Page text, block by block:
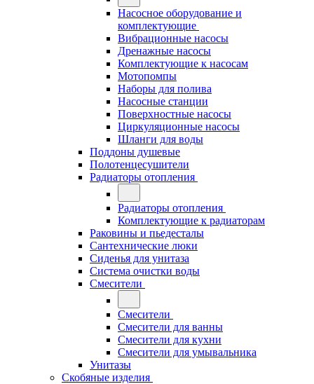
Насосное оборудование и
комплектующие
Вибрационные насосы
Дренажные насосы
Комплектующие к насосам
Мотопомпы
Наборы для полива
Насосные станции
Поверхностные насосы
Циркуляционные насосы
Шланги для воды
Поддоны душевые
Полотенцесушители
Радиаторы отопления
Радиаторы отопления
Комплектующие к радиаторам
Раковины и пьедесталы
Сантехнические люки
Сиденья для унитаза
Система очистки воды
Смесители
Смесители
Смесители для ванны
Смесители для кухни
Смесители для умывальника
Унитазы
Скобяные изделия